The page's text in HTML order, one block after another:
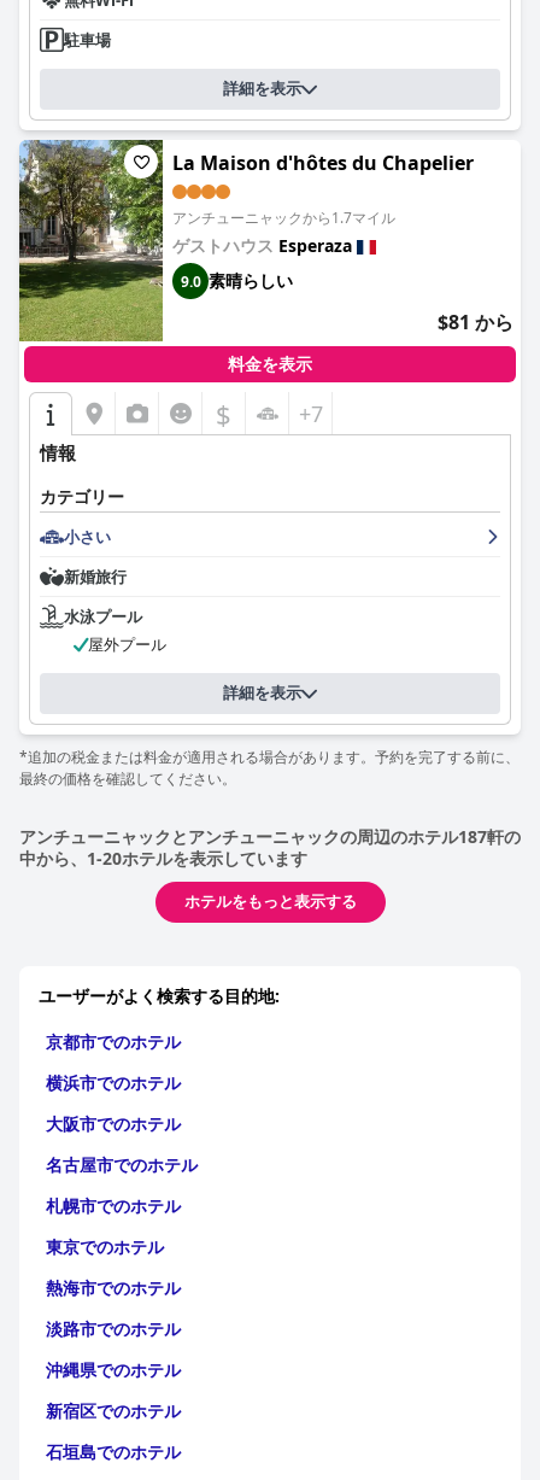
駐車場
詳細を表示
La Maison d'hôtes du Chapelier
アンチューニャックから1.7マイル
ゲストハウス Esperaza
9.0 素晴らしい
$81 から
料金を表示
$ +7
情報
カテゴリー
小さい
新婚旅行
水泳プール
屋外プール
詳細を表示
*追加の税金または料金が適用される場合があります。予約を完了する前に、
最終の価格を確認してください。
アンチューニャックとアンチューニャックの周辺のホテル187軒の
中から、1-20ホテルを表示しています
ホテルをもっと表示する
ユーザーがよく検索する目的地:
京都市でのホテル
横浜市でのホテル
大阪市でのホテル
名古屋市でのホテル
札幌市でのホテル
東京でのホテル
熱海市でのホテル
淡路市でのホテル
沖縄県でのホテル
新宿区でのホテル
石垣島でのホテル